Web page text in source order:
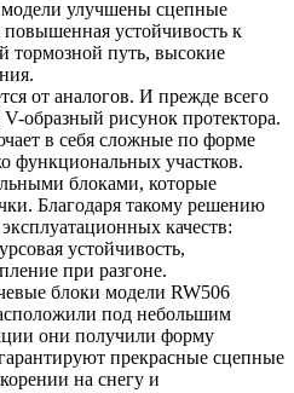
модели улучшены сцепные
повышенная устойчивость к
тормозной путь, высокие
от аналогов. И прежде всего
образный рисунок протектора.
в себя сложные по форме
функциональных участков.
блоками, которые
Благодаря такому решению
качеств:
устойчивость,
при разгоне.
блоки модели RW506
под небольшим
они получили форму
прекрасные сцепные
на снегу и